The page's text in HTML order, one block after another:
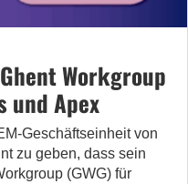
Workgroup
und Apex
Geschäftseinheit von
zu geben, dass sein
(GWG) für